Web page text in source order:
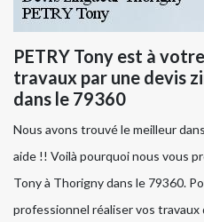
PETRY Tony est à
travaux par une devis
dans le 79360
Nous avons trouvé le meilleur
aide !! Voilà pourquoi nous vous
Tony à Thorigny dans le 79360.
professionnel réaliser vos travaux